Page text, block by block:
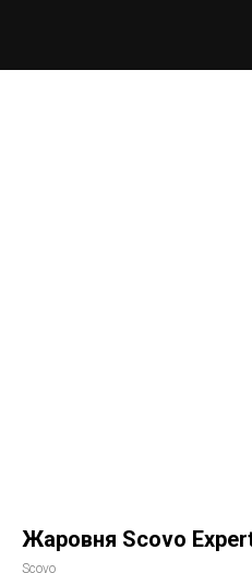
Жаровня Scovo
Scovo